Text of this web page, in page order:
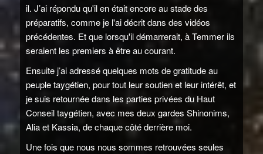
il. J’ai répondu qu'il en était encore au stade des
préparatifs, comme je l'ai décrit dans des vidéos
précédentes. Et que lorsqu'il démarrerait, à Temmer ils
seraient les premiers à être au courant.
Ensuite j’ai adressé quelques mots de gratitude au
peuple taygétien, pour tout leur soutien et leur intérêt, et
je suis retournée dans les parties privées du Haut
Conseil taygétien, avec mes deux gardes Shinonims,
Alia et Kassia, de chaque côté derrière moi.
Une fois que nous nous sommes retrouvées seules